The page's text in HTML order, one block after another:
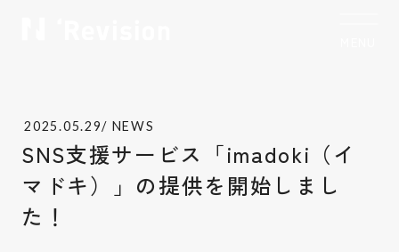
私たちについて
制作実績 Works
サービス
2025.05.29/ NEWS
SNS支援サービス「imadoki（イ
マドキ）」の提供を開始しまし
た！